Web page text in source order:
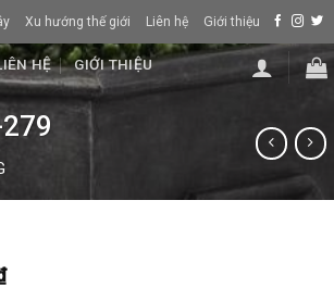
Xu hướng thế giới Liên hệ Giới thiệu
HỆ GIỚI THIỆU